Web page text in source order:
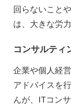
回らないこと
は、大きな労
コンサルティ
企業や個人経
アドバイスを
んが、ITコン